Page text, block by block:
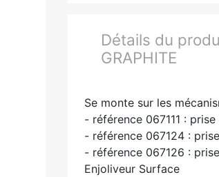
Détails du
GRAPHITE
Se monte sur les
- référence 067111 :
- référence 067124 :
- référence 067126 :
Enjoliveur Surface